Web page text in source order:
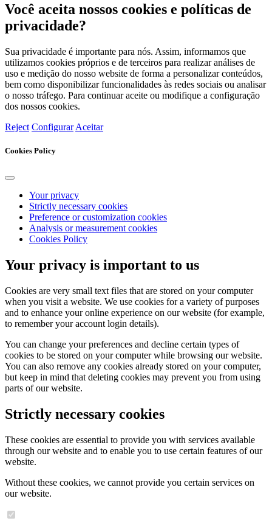
Você aceita nossos cookies e políticas de
privacidade?
Sua privacidade é importante para nós. Assim, informamos que
utilizamos cookies próprios e de terceiros para realizar análises de
uso e medição do nosso website de forma a personalizar conteúdos,
bem como disponibilizar funcionalidades às redes sociais ou analisar
o nosso tráfego. Para continuar aceite ou modifique a configuração
dos nossos cookies.
Reject Configurar Aceitar
Cookies Policy
Your privacy
Strictly necessary cookies
Preference or customization cookies
Analysis or measurement cookies
Cookies Policy
Your privacy is important to us
Cookies are very small text files that are stored on your computer
when you visit a website. We use cookies for a variety of purposes
and to enhance your online experience on our website (for example,
to remember your account login details).
You can change your preferences and decline certain types of
cookies to be stored on your computer while browsing our website.
You can also remove any cookies already stored on your computer,
but keep in mind that deleting cookies may prevent you from using
parts of our website.
Strictly necessary cookies
These cookies are essential to provide you with services available
through our website and to enable you to use certain features of our
website.
Without these cookies, we cannot provide you certain services on
our website.